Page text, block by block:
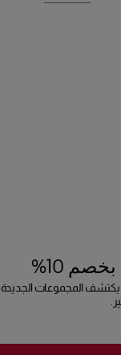
10%
يكتشف المجموعات